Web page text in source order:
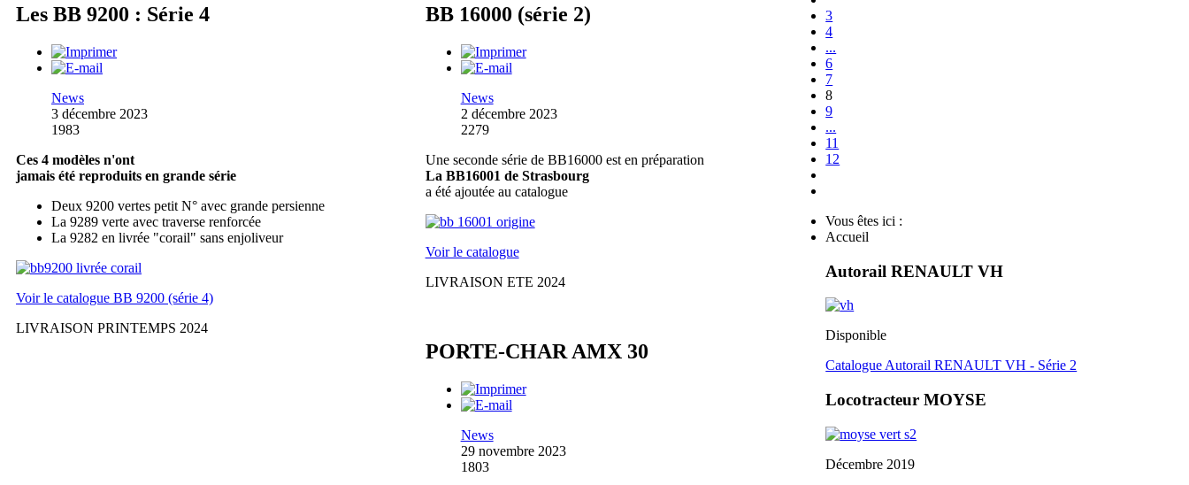
Les BB 9200 : Série 4
News
3 décembre 2023
1983
Ces 4 modèles n'ont
jamais été reproduits en grande série
Deux 9200 vertes petit N° avec grande persienne
La 9289 verte avec traverse renforcée
La 9282 en livrée "corail" sans enjoliveur
Voir le catalogue BB 9200 (série 4)
LIVRAISON PRINTEMPS 2024
BB 16000 (série 2)
News
2 décembre 2023
2279
Une seconde série de BB16000 est en préparation
La BB16001 de Strasbourg
a été ajoutée au catalogue
Voir le catalogue
LIVRAISON ETE 2024
PORTE-CHAR AMX 30
News
29 novembre 2023
1803
3
4
...
6
7
8
9
...
11
12
Vous êtes ici :
Accueil
Autorail RENAULT VH
Disponible
Catalogue Autorail RENAULT VH - Série 2
Locotracteur MOYSE
Décembre 2019